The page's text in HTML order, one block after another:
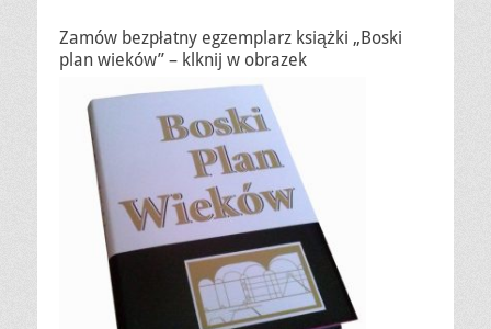
Zamów bezpłatny egzemplarz książki „Boski
plan wieków” – klknij w obrazek